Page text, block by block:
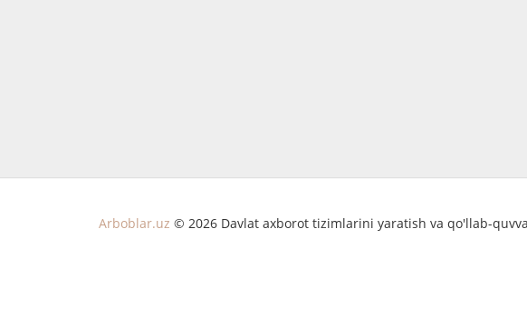
Arboblar.uz © 2026 Davlat axborot tizimlarini yaratish va qo'llab-